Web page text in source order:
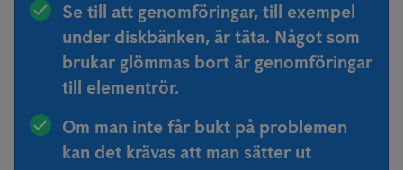
Se till att genomföringar, till exempel
under diskbänken, är täta. Något som
brukar glömmas bort är genomföringar
till elementrör.
Om man inte får bukt på problemen
kan det krävas att man sätter ut